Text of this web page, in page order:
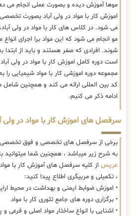
موها آموزش دیده و بصورت عملی انجام می
اموزش کار با مواد در ولی آباد بصورت
می شود. در کلاس های کار با مواد در ولی
مو انجام می شود که این مواد برا اجرای
شوند. افرادی که صفر هستند و باید از ابتدا
است دوره کامل اموزش کار با مواد در ولی
مجموعه دوره اموزشی کار با مواد شیمیایی را
کد بین المللی ارائه می کند و همچنین شامل
ادامه ذکر می کنیم.
سرفصل های اموزش کار با مواد در ولی
برخی از سرفصل های تخصصی و فوق تخصصی
به شرح زیر میباشد ، همچنین شما میتوانید
عریس از کلیه سرفصل های آموزش کار با
، تکمیلی و مربیگری اطلاع پیدا کنید:
• اموزش ضوابط ایمنی و بهداشت در محیط
• برگزاری دوره های جامع تئوری کار با مواد
• اشنایی با انواع ساختار مواد اصلی و فرعی